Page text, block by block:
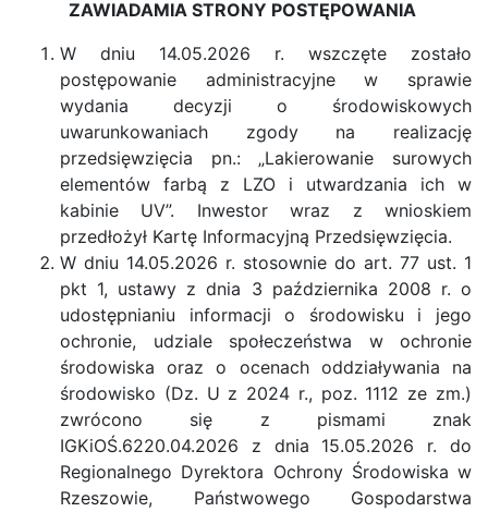
ZAWIADAMIA STRONY POSTĘPOWANIA
W dniu 14.05.2026 r. wszczęte zostało
postępowanie administracyjne w sprawie
wydania decyzji o środowiskowych
uwarunkowaniach zgody na realizację
przedsięwzięcia pn.: „Lakierowanie surowych
elementów farbą z LZO i utwardzania ich w
kabinie UV”. Inwestor wraz z wnioskiem
przedłożył Kartę Informacyjną Przedsięwzięcia.
W dniu 14.05.2026 r. stosownie do art. 77 ust. 1
pkt 1, ustawy z dnia 3 października 2008 r. o
udostępnianiu informacji o środowisku i jego
ochronie, udziale społeczeństwa w ochronie
środowiska oraz o ocenach oddziaływania na
środowisko (Dz. U z 2024 r., poz. 1112 ze zm.)
zwrócono się z pismami znak
IGKiOŚ.6220.04.2026 z dnia 15.05.2026 r. do
Regionalnego Dyrektora Ochrony Środowiska w
Rzeszowie, Państwowego Gospodarstwa